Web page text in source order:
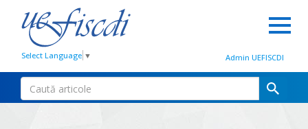
Select Language ▼ Admin UEFISCDI